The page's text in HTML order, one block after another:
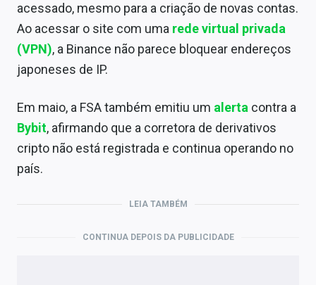
acessado, mesmo para a criação de novas contas.
Ao acessar o site com uma rede virtual privada
(VPN), a Binance não parece bloquear endereços
japoneses de IP.
Em maio, a FSA também emitiu um alerta contra a
Bybit, afirmando que a corretora de derivativos
cripto não está registrada e continua operando no
país.
LEIA TAMBÉM
CONTINUA DEPOIS DA PUBLICIDADE